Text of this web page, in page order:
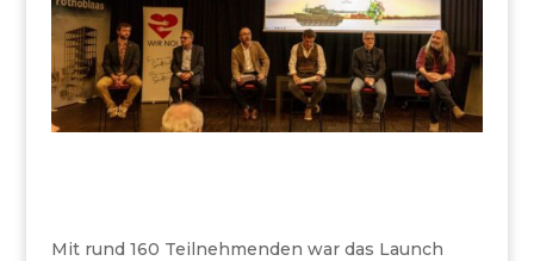
Mit rund 160 Teilnehmenden war das Launch